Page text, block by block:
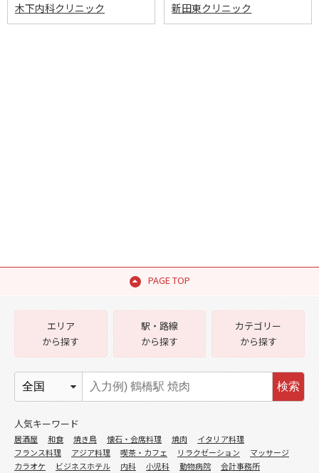
木下内科クリニック 新田東クリニック
PAGE TOP
エリア
から探す
駅・路線
から探す
カテゴリー
から探す
検索
人気キーワード
居酒屋 和食 焼き鳥 懐石・会席料理 焼肉
イタリア料理
フランス料理
アジア料理 喫茶・カフェ リラクゼーション
マッサージ
カラオケ
ビジネスホテル 内科 小児科 動物病院
会計事務所